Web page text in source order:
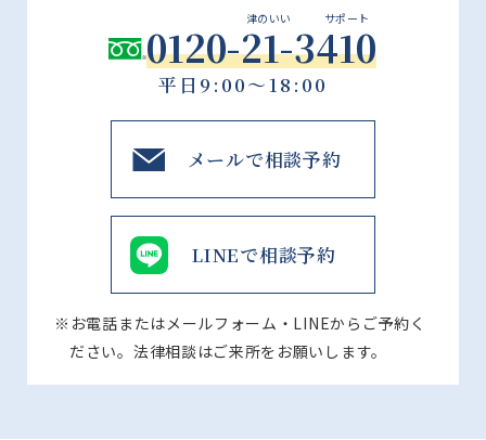
津のいい サポート
0120-21-3410
平日9:00～18:00
メールで相談予約
LINEで相談予約
※お電話またはメールフォーム・LINEからご予約く
ださい。法律相談はご来所をお願いします。